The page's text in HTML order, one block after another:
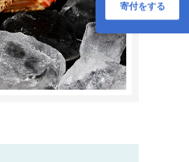
寄付をする